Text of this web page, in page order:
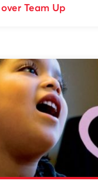
Team Up